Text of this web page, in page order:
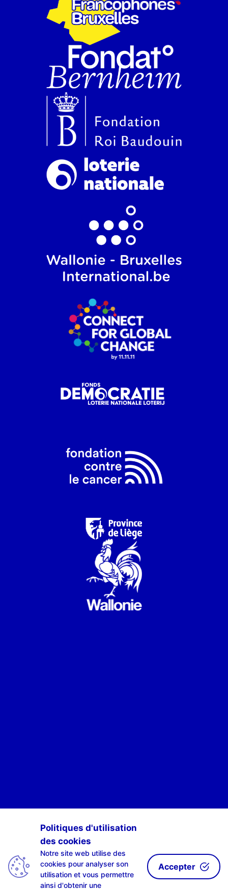
POUR ÊTRE INFORMÉ·E·S DES ACTIVITÉS DE SCAN-R
S'INSCRIRE À NOTRE NEWSLETTE-R
Politiques d'utilisation
des cookies
Notre site web utilise des
cookies pour analyser son
utilisation et vous permettre
ainsi d'obtenir une
Accepter